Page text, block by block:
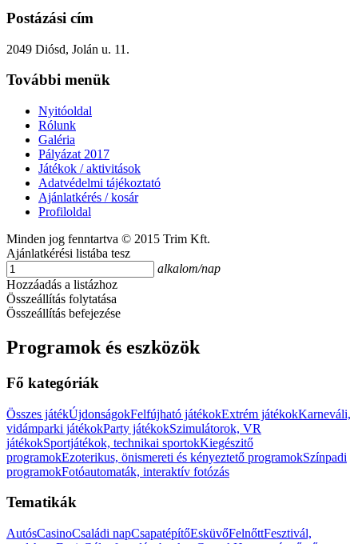
Postázási cím
2049 Diósd, Jolán u. 11.
További menük
Nyitóoldal
Rólunk
Galéria
Pályázat 2017
Játékok / aktivitások
Adatvédelmi tájékoztató
Ajánlatkérés / kosár
Profiloldal
Minden jog fenntartva © 2015 Trim Kft.
Ajánlatkérési listába tesz
alkalom/nap
Hozzáadás a listázhoz
Összeállítás folytatása
Összeállítás befejezése
Programok és eszközök
Fő kategóriák
Összes játékÚjdonságokFelfújható játékokExtrém játékokKarneváli,
vidámparki játékokParty játékokSzimulátorok, VR
játékokSportjátékok, technikai sportokKiegészitő
programokEzoterikus, önismereti és kényeztető programokSzínpadi
programokFotóautomaták, interaktív fotózás
Tematikák
AutósCasinoCsaládi napCsapatépítőEsküvőFelnőttFesztivál,